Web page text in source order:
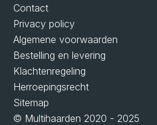
Contact
Privacy policy
Algemene voorwaarden
Bestelling en levering
Klachtenregeling
Herroepingsrecht
Sitemap
© Multihaarden 2020 - 2025